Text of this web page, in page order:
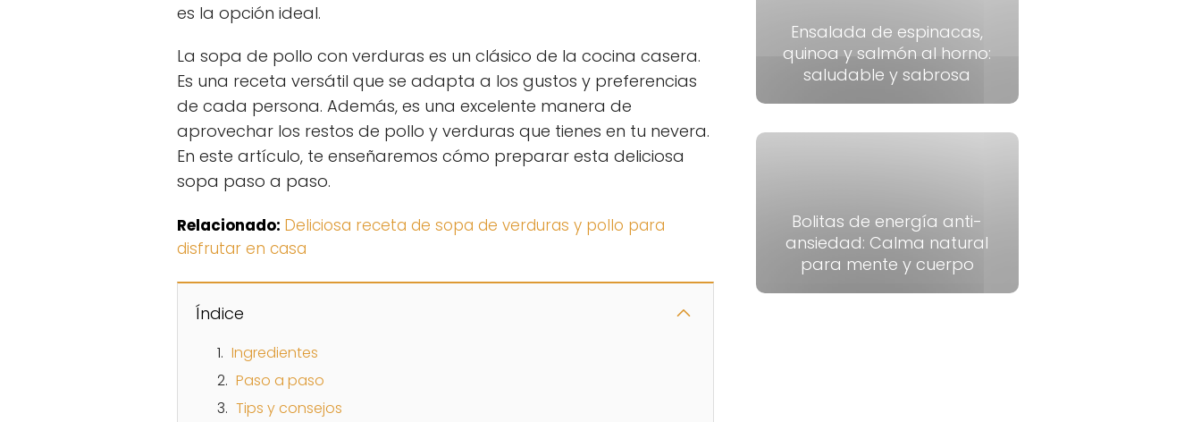
es la opción ideal.
La sopa de pollo con verduras es un clásico de la cocina casera.
Es una receta versátil que se adapta a los gustos y preferencias
de cada persona. Además, es una excelente manera de
aprovechar los restos de pollo y verduras que tienes en tu nevera.
En este artículo, te enseñaremos cómo preparar esta deliciosa
sopa paso a paso.
Relacionado: Deliciosa receta de sopa de verduras y pollo para
disfrutar en casa
Índice
Ingredientes
Paso a paso
Tips y consejos
Ensalada de espinacas,
quinoa y salmón al horno:
saludable y sabrosa
Bolitas de energía anti-
ansiedad: Calma natural
para mente y cuerpo